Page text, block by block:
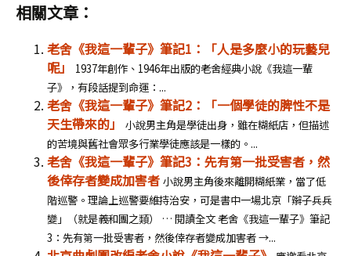
相關文章：
老舍《我這一輩子》筆記1：「人是多麼小的玩藝兒
呢」
1937年創作、1946年出版的老舍經典小說《我這一輩
子》，有段話提到命運：...
老舍《我這一輩子》筆記2：「一個學徒的脾性不是
天生帶來的」
小說男主角是學徒出身，雖在糊紙店，但描述
的苦境與舊社會眾多行業學徒應該是一樣的。...
老舍《我這一輩子》筆記3：先有第一批受害者，然
後倖存者變成加害者 小說男主角後來離開糊紙業，當了低
階巡警。理論上巡警要維持治安，可是書中一場北京「辮子兵兵
變」（就是義和團之類） … 閱讀全文 老舍《我這一輩子》筆記
3：先有第一批受害者，然後倖存者變成加害者 →...